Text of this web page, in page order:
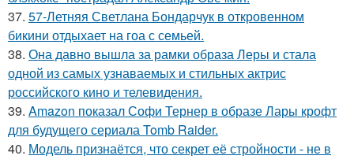
37. 57-Летняя Светлана Бондарчук в откровенном
бикини отдыхает на гоа с семьей.
38. Она давно вышла за рамки образа Леры и стала
одной из самых узнаваемых и стильных актрис
российского кино и телевидения.
39. Amazon показал Софи Тернер в образе Лары крофт
для будущего сериала Tomb Raider.
40. Модель признаётся, что секрет её стройности - не в